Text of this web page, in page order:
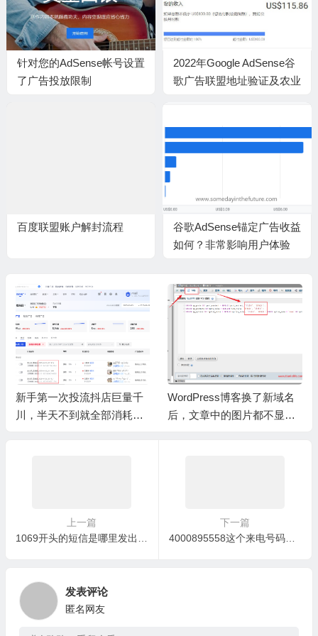
针对您的AdSense帐号设置
了广告投放限制
2022年Google AdSense谷
歌广告联盟地址验证及农业
百度联盟账户解封流程
谷歌AdSense锚定广告收益
如何？非常影响用户体验
WordPress博客换了新域名
后，文章中的图片都不显示
更换了新的iPhone，通讯录
和备忘录的信息没有同步过
上一篇
下一篇
4000895558这个来电号码是哪家银行的电话？
发表评论
匿名网友